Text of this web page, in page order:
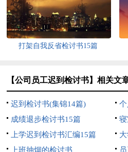
打架自我反省检讨书15篇
【公司员工迟到检讨书】相关文
迟到检讨书(集锦14篇)
成绩退步检讨书15篇
篇
上学迟到检讨书汇编15篇
上班抽烟的检讨书